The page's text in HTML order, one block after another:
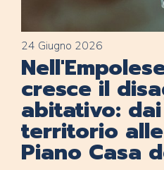
24 Giugno 2026
cresce il
abitativo:
territorio
Piano Casa